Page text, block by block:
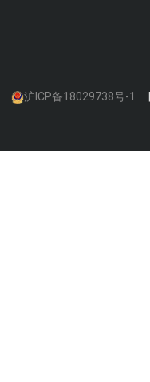
沪ICP备18029738号-1